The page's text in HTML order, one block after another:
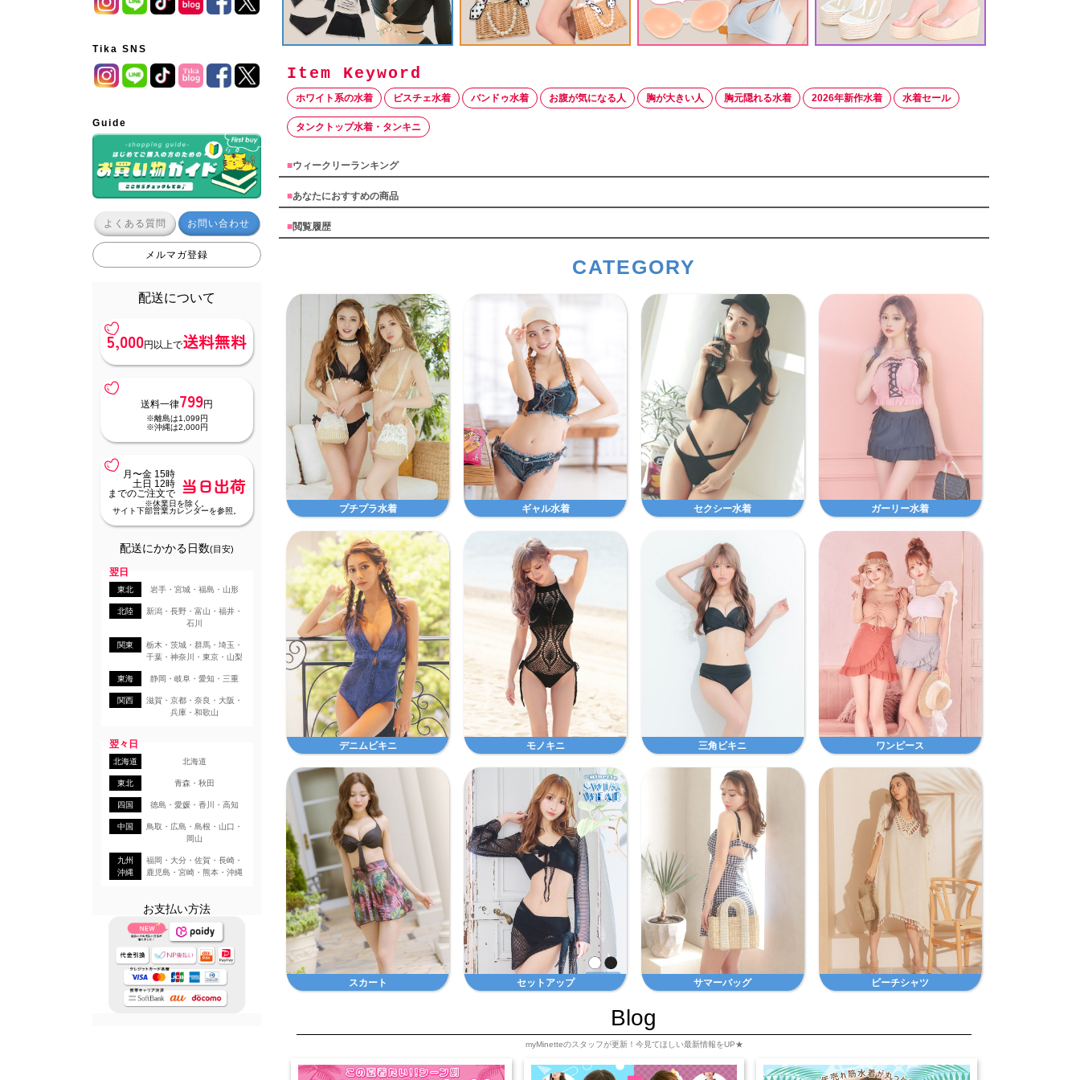
Tika SNS
Guide
よくある質問 お問い合わせ
メルマガ登録
配送について
5,000円以上で送料無料
送料一律799円
※離島は1,099円
※沖縄は2,000円
月〜金 15時
土日 12時
までのご注文で
当日出荷
※休業日を除く。
サイト下部営業カレンダーを参照。
配送にかかる日数(目安)
翌日
東北 岩手・宮城・福島・山形
北陸
新潟・長野・富山・福井・
石川
関東
栃木・茨城・群馬・埼玉・
千葉・神奈川・東京・山梨
東海 静岡・岐阜・愛知・三重
関西
滋賀・京都・奈良・大阪・
兵庫・和歌山
翌々日
北海道 北海道
東北 青森・秋田
四国 徳島・愛媛・香川・高知
中国
鳥取・広島・島根・山口・
岡山
九州
沖縄
福岡・大分・佐賀・長崎・
鹿児島・宮崎・熊本・沖縄
お支払い方法
ホワイト系の水着 ビスチェ水着 バンドゥ水着 お腹が気になる人 胸が大きい人 胸元隠れる水着 2026年新作水着 水着セール
タンクトップ水着・タンキニ
■ウィークリーランキング
■あなたにおすすめの商品
■閲覧履歴
CATEGORY
プチプラ水着 ギャル水着 セクシー水着 ガーリー水着
デニムビキニ モノキニ 三角ビキニ ワンピース
スカート セットアップ サマーバッグ ビーチシャツ
Blog
myMinetteのスタッフが更新！今見てほしい最新情報をUP★